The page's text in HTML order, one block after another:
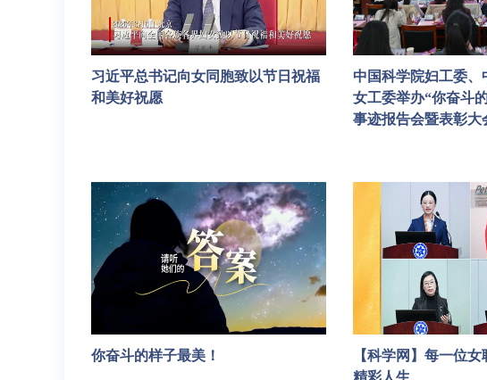
习近平总书记向女同胞致以节日祝福
和美好祝愿
中国科学院妇工委、
女工委举办“你奋斗
事迹报告会暨表彰大
你奋斗的样子最美！
【科学网】每一位